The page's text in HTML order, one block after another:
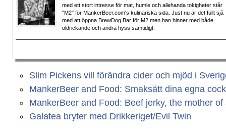
med ett stort intresse för mat, humle och allehanda tokigheter står
"M2" för MankerBeer.com's kulinariska sida. Just nu är det fullt sjå
med att öppna BrewDog Bar för M2 men han hinner med både
öldrickande och andra hyss samtidigt.
Slim Pickens vill förändra cider och mjöd i
MankerBeer and Food: Smaksätt dina egna
MankerBeer and Food: Beef jerky, the mother
Galatea bryter med Drikkeriget/Evil Twin